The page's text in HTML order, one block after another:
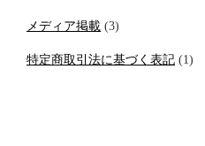
メディア掲載 (3)
特定商取引法に基づく表記 (1)